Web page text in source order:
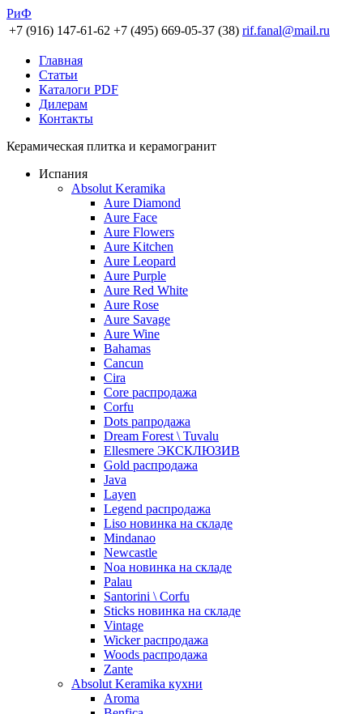
РиФ
+7 (916) 147-61-62 +7 (495) 669-05-37 (38) rif.fanal@mail.ru
Главная
Статьи
Каталоги PDF
Дилерам
Контакты
Керамическая плитка и керамогранит
Испания
Absolut Keramika
Aure Diamond
Aure Face
Aure Flowers
Aure Kitchen
Aure Leopard
Aure Purple
Aure Red White
Aure Rose
Aure Savage
Aure Wine
Bahamas
Cancun
Cira
Core распродажа
Corfu
Dots рапродажа
Dream Forest \ Tuvalu
Ellesmere ЭКСКЛЮЗИВ
Gold распродажа
Java
Layen
Legend распродажа
Liso новинка на складе
Mindanao
Newcastle
Noa новинка на складе
Palau
Santorini \ Corfu
Sticks новинка на складе
Vintage
Wicker распродажа
Woods распродажа
Zante
Absolut Keramika кухни
Aroma